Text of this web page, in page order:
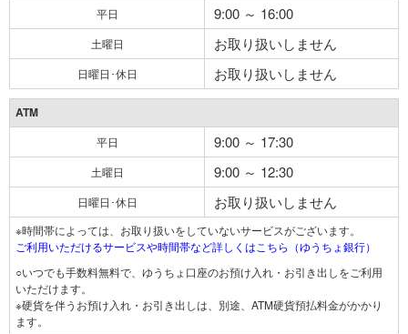
平日 9:00 ～ 16:00
土曜日 お取り扱いしません
日曜日･休日 お取り扱いしません
ATM
平日 9:00 ～ 17:30
土曜日 9:00 ～ 12:30
日曜日･休日 お取り扱いしません
※時間帯によっては、お取り扱いをしていないサービスがございます。
ご利用いただけるサービスや時間帯など詳しくはこちら（ゆうちょ銀行）
○いつでも手数料無料で、ゆうちょ口座のお預け入れ・お引き出しをご利用
いただけます。
※硬貨を伴うお預け入れ・お引き出しは、別途、ATM硬貨預払料金がかかり
ます。